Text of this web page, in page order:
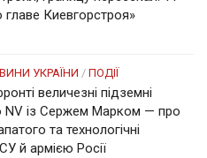
Киевгорстроя»
УКРАЇНИ / ПОДІЇ
величезні підземні
NV із Сержем Марком — про
та технологічні
й армією Росії